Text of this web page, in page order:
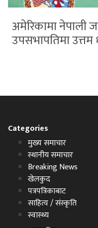
अमेरिकामा नेपाली
उपसभापतिमा
Categories
मुख्य समाचार
स्थानीय समाचार
Breaking News
खेलकुद
पत्रपत्रिकाबाट
साहित्य / संस्कृति
स्वास्थ्य